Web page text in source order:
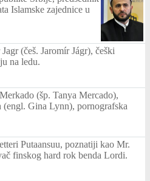
Islamske zajednice u
(češ. Jaromír Jágr), češki
na ledu.
(šp. Tanya Mercado),
Gina Lynn), pornografska
Putaansuu, poznatiji kao Mr.
finskog hard rok benda Lordi.